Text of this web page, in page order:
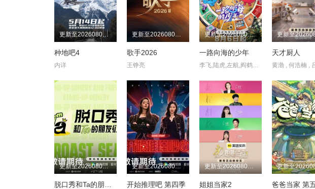
更新至20260806期
种地吧4
内详
更新至20260806期
歌手2026
王铮亮
更新至20260806期
一路向海的少年
李飞,陆虎,左航,阎鹤祥,朱志鑫,苏新皓,张极,张泽禹
天才厨人
更新至20260806期 更新至20260806期
开始推理吧 第四季
更新至20260806期
姐姐当家2 爸爸当家 第